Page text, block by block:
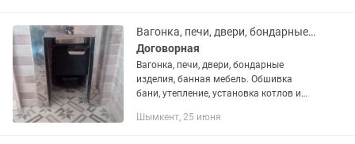
Вагонка, печи, двери, бондарные изделия
Договорная
Вагонка, печи, двери, бондарные
изделия, банная мебель. Обшивка
бани, утепление, установка котлов и
мебели. Наш адрес ул. Жибек Жолы
Шымкент, 25 июня